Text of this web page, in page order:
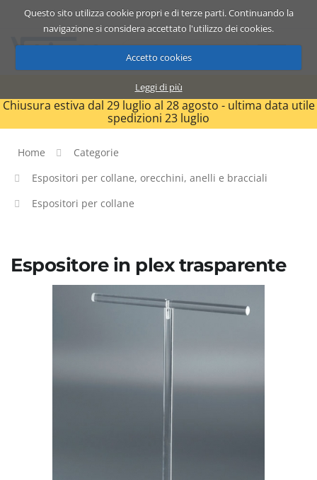
Questo sito utilizza cookie propri e di terze parti. Continuando la
navigazione si considera accettato l'utilizzo dei cookies.
Accetto cookies
Leggi di più
Catalogo Carrello ITA
Chiusura estiva dal 29 luglio al 28 agosto - ultima data utile
spedizioni 23 luglio
Home
Categorie
Espositori per collane, orecchini, anelli e bracciali
Espositori per collane
Espositore in plex trasparente